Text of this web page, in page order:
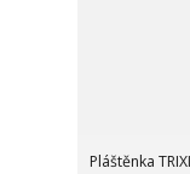
Pláštěnka